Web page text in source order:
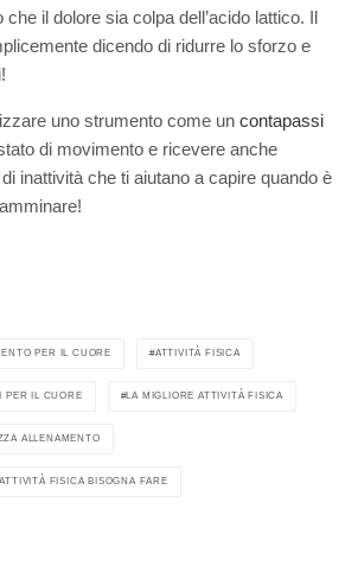
il dolore sia colpa dell’acido lattico. Il
dicendo di ridurre lo sforzo e
uno strumento come un contapassi
di movimento e ricevere anche
inattività che ti aiutano a capire quando è
PER IL CUORE ATTIVITÀ FISICA
PER IL CUORE LA MIGLIORE ATTIVITÀ FISICA
ALLENAMENTO
FISICA BISOGNA FARE